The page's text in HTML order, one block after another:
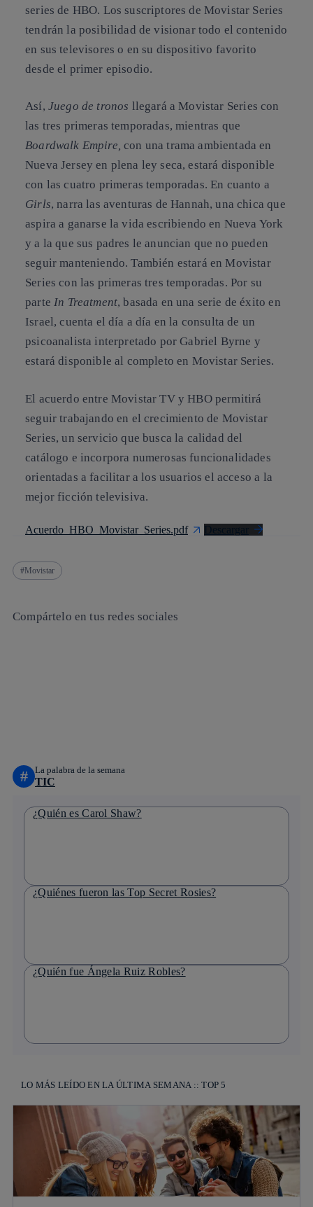
series de HBO. Los suscriptores de Movistar Series
tendrán la posibilidad de visionar todo el contenido
en sus televisores o en su dispositivo favorito
desde el primer episodio.
Así, Juego de tronos llegará a Movistar Series con
las tres primeras temporadas, mientras que
Boardwalk Empire, con una trama ambientada en
Nueva Jersey en plena ley seca, estará disponible
con las cuatro primeras temporadas. En cuanto a
Girls, narra las aventuras de Hannah, una chica que
aspira a ganarse la vida escribiendo en Nueva York
y a la que sus padres le anuncian que no pueden
seguir manteniendo. También estará en Movistar
Series con las primeras tres temporadas. Por su
parteIn Treatment, basada en una serie de éxito en
Israel, cuenta el día a día en la consulta de un
psicoanalista interpretado por Gabriel Byrne y
estará disponible al completo en Movistar Series.
El acuerdo entre Movistar TV y HBO permitirá
seguir trabajando en el crecimiento de Movistar
Series, un servicio que busca la calidad del
catálogo e incorpora numerosas funcionalidades
orientadas a facilitar a los usuarios el acceso a la
mejor ficción televisiva.
Acuerdo_HBO_Movistar_Series.pdf Descargar
Movistar
Compártelo en tus redes sociales
# La palabra de la semana
TIC
¿Quién es Carol Shaw?
¿Quiénes fueron las Top Secret Rosies?
¿Quién fue Ángela Ruiz Robles?
LO MÁS LEÍDO EN LA ÚLTIMA SEMANA :: TOP 5